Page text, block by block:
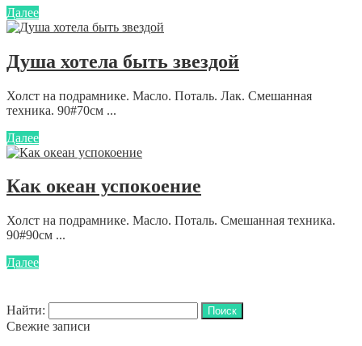
Далее
Душа хотела быть звездой
Холст на подрамнике. Масло. Поталь. Лак. Смешанная
техника. 90#70см ...
Далее
Как океан успокоение
Холст на подрамнике. Масло. Поталь. Смешанная техника.
90#90см ...
Далее
Найти:
Свежие записи